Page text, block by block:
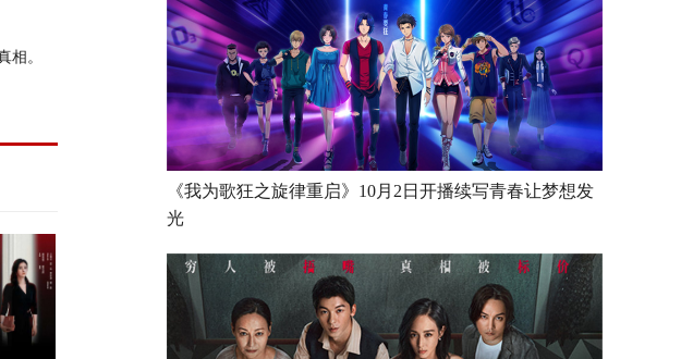
相。
《我为歌狂之旋律重启》10月2日开播续写青春让梦想发
光